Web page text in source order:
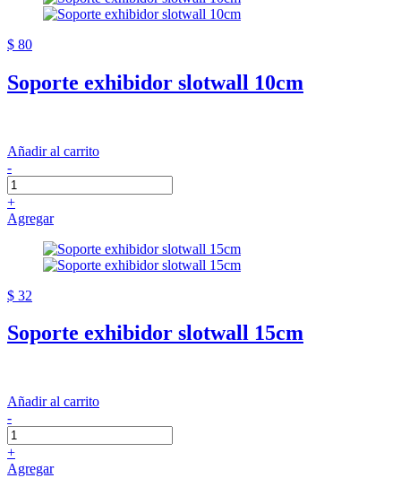
$ 80
Soporte exhibidor slotwall 10cm
Añadir al carrito
-
+
Agregar
$ 32
Soporte exhibidor slotwall 15cm
Añadir al carrito
-
+
Agregar